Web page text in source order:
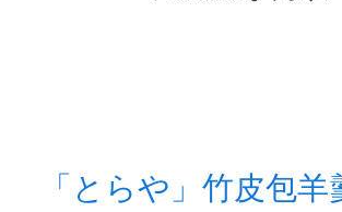
「とらや」竹皮包羊